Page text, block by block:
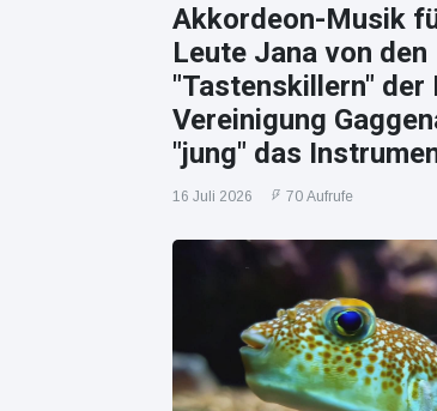
Akkordeon-Musik
Leute Jana von den
"Tastenskillern" der
Vereinigung
"jung" das
16 Juli 2026 70 Aufrufe